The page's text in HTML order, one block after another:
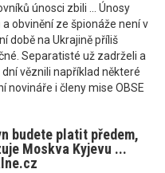
únosci zbili ... Únosy
a obvinění ze špionáže není v
době na Ukrajině příliš
Separatisté už zadrželi a
dní věznili například některé
novináře i členy mise OBSE
budete platit předem,
Moskva Kyjevu ...